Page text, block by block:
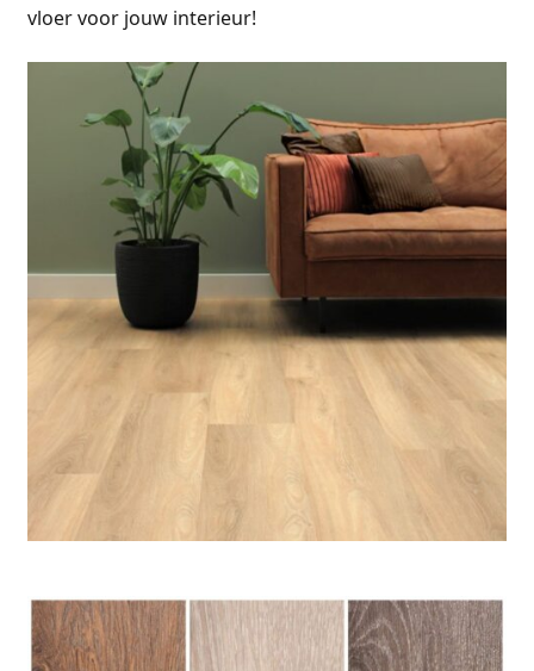
vloer voor jouw interieur!